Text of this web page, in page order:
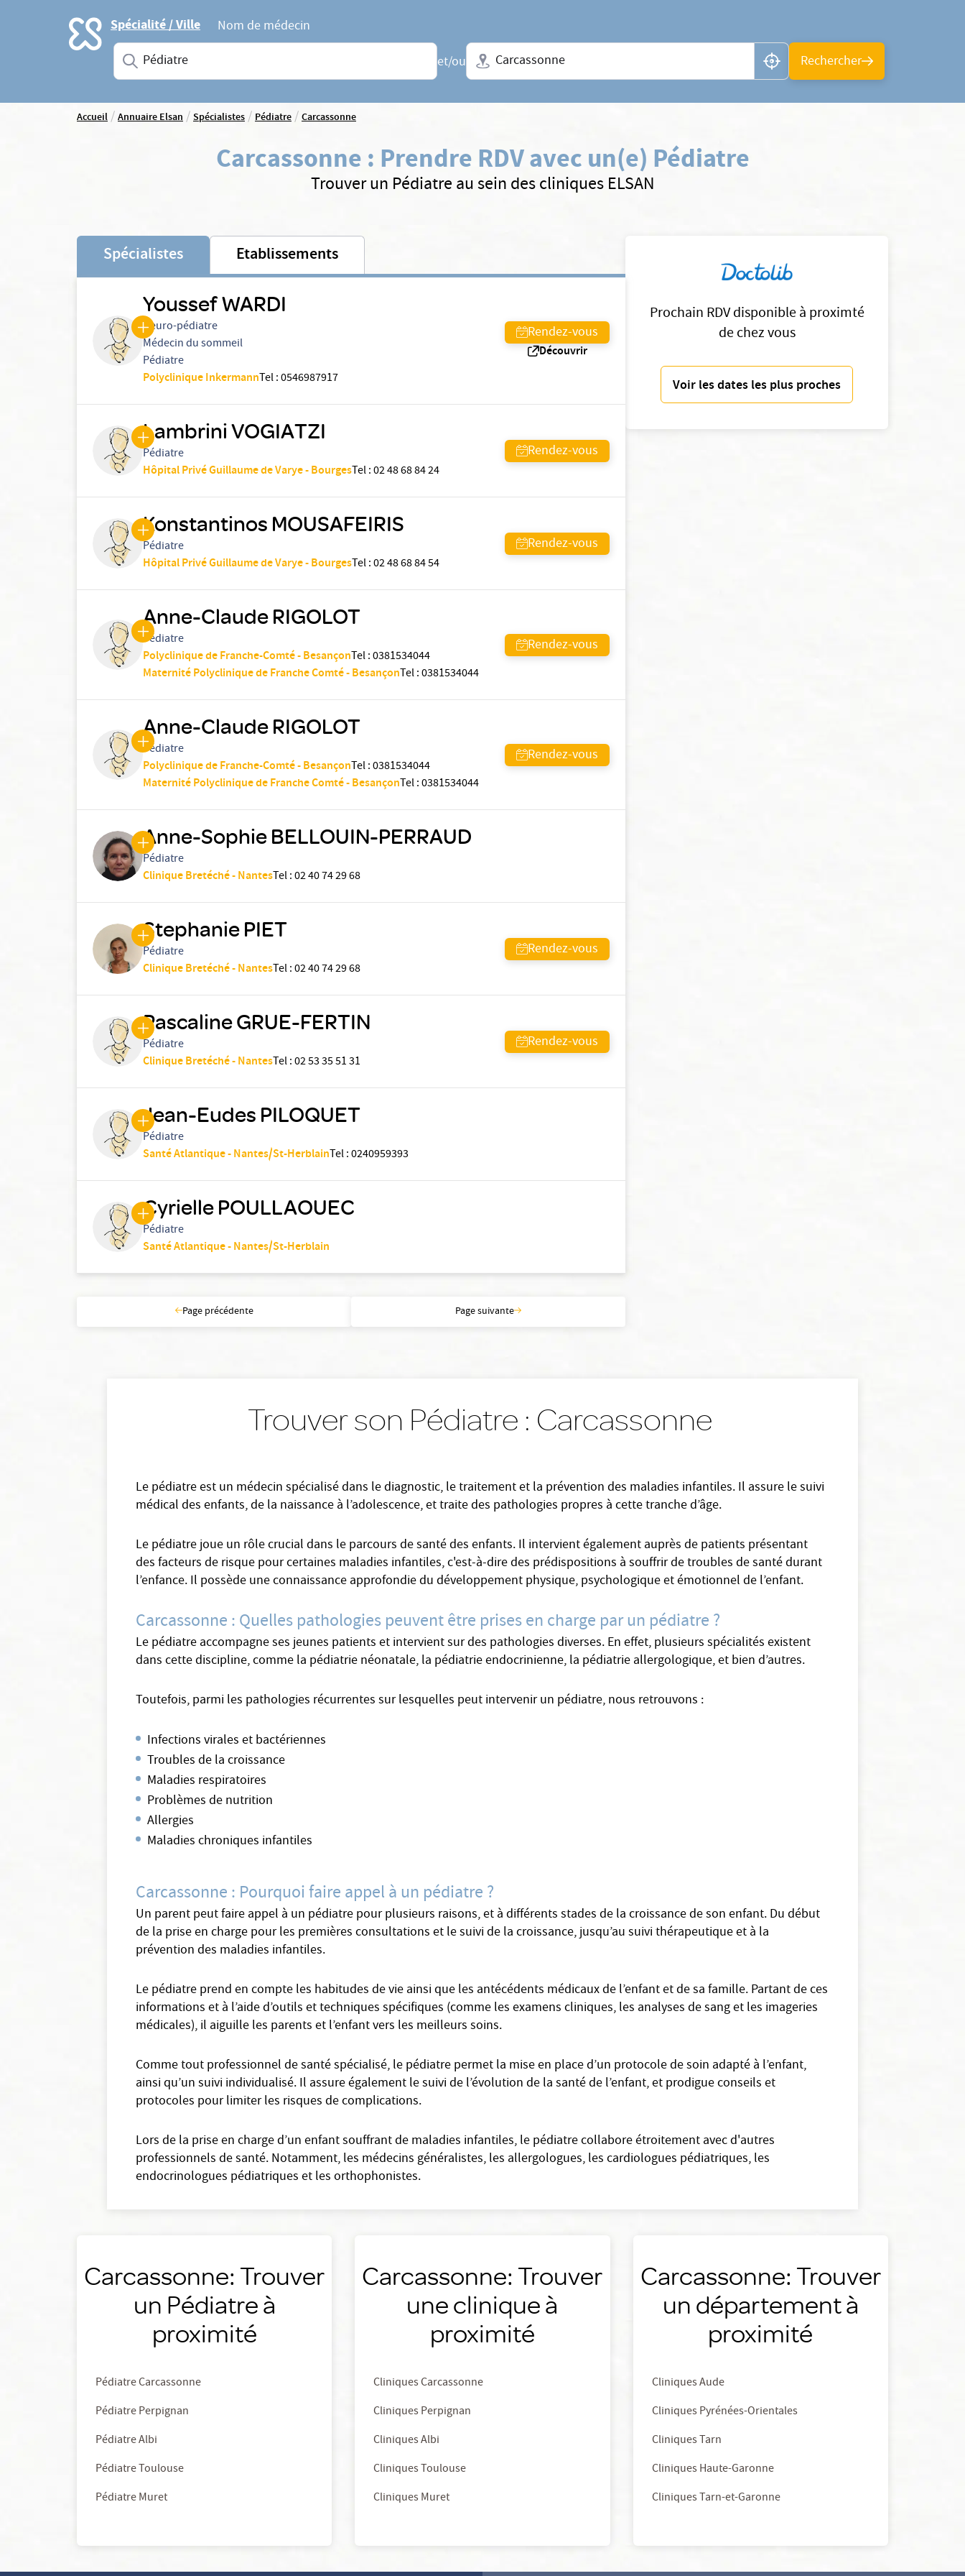
Accueil Spécialité / Ville
Nom de médecin
Saisissez une spécialité ou un service
et/ou
Ville + N° de département, région ou CP
Rechercher
Accueil/Annuaire Elsan/Spécialistes/Pédiatre/Carcassonne
Carcassonne : Prendre RDV avec un(e) Pédiatre
Trouver un Pédiatre au sein des cliniques ELSAN
Prochain RDV disponible à proximté
de chez vous
Voir les dates les plus proches
Spécialistes Etablissements
Youssef WARDI
Neuro-pédiatre
Médecin du sommeil
Pédiatre
Polyclinique InkermannTel:0546987917
Rendez-vous
Découvrir
Lambrini VOGIATZI
Pédiatre
Hôpital Privé Guillaume de Varye - BourgesTel:02 48 68 84 24
Rendez-vous
Konstantinos MOUSAFEIRIS
Pédiatre
Hôpital Privé Guillaume de Varye - BourgesTel:02 48 68 84 54
Rendez-vous
Anne-Claude RIGOLOT
Pédiatre
Polyclinique de Franche-Comté - BesançonTel:0381534044
Maternité Polyclinique de Franche Comté - BesançonTel:0381534044
Rendez-vous
Anne-Claude RIGOLOT
Pédiatre
Polyclinique de Franche-Comté - BesançonTel:0381534044
Maternité Polyclinique de Franche Comté - BesançonTel:0381534044
Rendez-vous
Anne-Sophie BELLOUIN-PERRAUD
Pédiatre
Clinique Bretéché - NantesTel:02 40 74 29 68
Stephanie PIET
Pédiatre
Clinique Bretéché - NantesTel:02 40 74 29 68
Rendez-vous
Pascaline GRUE-FERTIN
Pédiatre
Clinique Bretéché - NantesTel:02 53 35 51 31
Rendez-vous
Jean-Eudes PILOQUET
Pédiatre
Santé Atlantique - Nantes/St-HerblainTel:0240959393
Cyrielle POULLAOUEC
Pédiatre
Santé Atlantique - Nantes/St-Herblain
Page précédente Page suivante
Trouver son Pédiatre : Carcassonne
Le pédiatre est un médecin spécialisé dans le diagnostic, le traitement et la prévention des maladies infantiles. Il assure le suivi
médical des enfants, de la naissance à l’adolescence, et traite des pathologies propres à cette tranche d’âge.
Le pédiatre joue un rôle crucial dans le parcours de santé des enfants. Il intervient également auprès de patients présentant
des facteurs de risque pour certaines maladies infantiles, c'est-à-dire des prédispositions à souffrir de troubles de santé durant
l’enfance. Il possède une connaissance approfondie du développement physique, psychologique et émotionnel de l’enfant.
Carcassonne : Quelles pathologies peuvent être prises en charge par un pédiatre ?
Le pédiatre accompagne ses jeunes patients et intervient sur des pathologies diverses. En effet, plusieurs spécialités existent
dans cette discipline, comme la pédiatrie néonatale, la pédiatrie endocrinienne, la pédiatrie allergologique, et bien d’autres.
Toutefois, parmi les pathologies récurrentes sur lesquelles peut intervenir un pédiatre, nous retrouvons :
Infections virales et bactériennes
Troubles de la croissance
Maladies respiratoires
Problèmes de nutrition
Allergies
Maladies chroniques infantiles
Carcassonne : Pourquoi faire appel à un pédiatre ?
Un parent peut faire appel à un pédiatre pour plusieurs raisons, et à différents stades de la croissance de son enfant. Du début
de la prise en charge pour les premières consultations et le suivi de la croissance, jusqu’au suivi thérapeutique et à la
prévention des maladies infantiles.
Le pédiatre prend en compte les habitudes de vie ainsi que les antécédents médicaux de l’enfant et de sa famille. Partant de ces
informations et à l’aide d’outils et techniques spécifiques (comme les examens cliniques, les analyses de sang et les imageries
médicales), il aiguille les parents et l’enfant vers les meilleurs soins.
Comme tout professionnel de santé spécialisé, le pédiatre permet la mise en place d’un protocole de soin adapté à l’enfant,
ainsi qu’un suivi individualisé. Il assure également le suivi de l’évolution de la santé de l’enfant, et prodigue conseils et
protocoles pour limiter les risques de complications.
Lors de la prise en charge d’un enfant souffrant de maladies infantiles, le pédiatre collabore étroitement avec d'autres
professionnels de santé. Notamment, les médecins généralistes, les allergologues, les cardiologues pédiatriques, les
endocrinologues pédiatriques et les orthophonistes.
Carcassonne: Trouver
un Pédiatre à
proximité
Pédiatre Carcassonne
Pédiatre Perpignan
Pédiatre Albi
Pédiatre Toulouse
Pédiatre Muret
Carcassonne: Trouver
une clinique à
proximité
Cliniques Carcassonne
Cliniques Perpignan
Cliniques Albi
Cliniques Toulouse
Cliniques Muret
Carcassonne: Trouver
un département à
proximité
Cliniques Aude
Cliniques Pyrénées-Orientales
Cliniques Tarn
Cliniques Haute-Garonne
Cliniques Tarn-et-Garonne